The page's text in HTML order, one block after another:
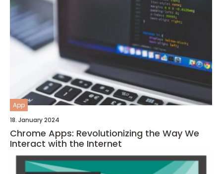
App
18. January 2024
Chrome Apps: Revolutionizing the Way We
Interact with the Internet